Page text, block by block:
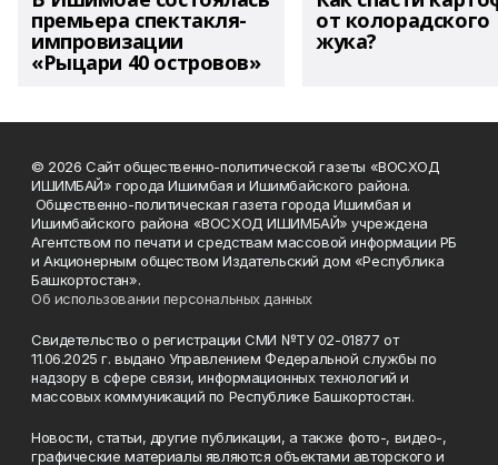
премьера спектакля-
импровизации
«Рыцари 40 островов»
от колорадского
жука?
© 2026 Сайт общественно-политической газеты «ВОСХОД
ИШИМБАЙ» города Ишимбая и Ишимбайского района.
Общественно-политическая газета города Ишимбая и
Ишимбайского района «ВОСХОД ИШИМБАЙ» учреждена
Агентством по печати и средствам массовой информации РБ
и Акционерным обществом Издательский дом «Республика
Башкортостан».
Об использовании персональных данных
Свидетельство о регистрации СМИ №ТУ 02-01877 от
11.06.2025 г. выдано Управлением Федеральной службы по
надзору в сфере связи, информационных технологий и
массовых коммуникаций по Республике Башкортостан.
Новости, статьи, другие публикации, а также фото-, видео-,
графические материалы являются объектами авторского и